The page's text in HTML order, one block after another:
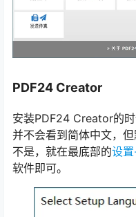
PDF24 Creator
安装PDF24 Creator的
并不会看到简体中文，
不是，就在最底部的设
软件即可。